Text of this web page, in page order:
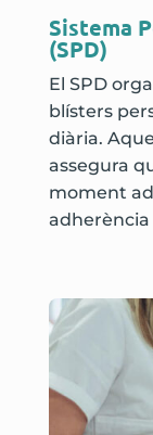
Sistema
(SPD)
El SPD
blísters
diària.
assegura
moment